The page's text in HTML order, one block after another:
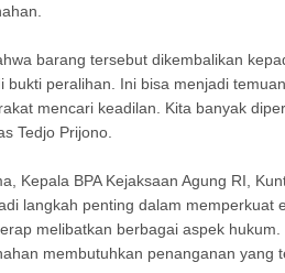
barang tersebut dikembalikan
bukti peralihan. Ini bisa menjadi
mencari keadilan. Kita banyak
Tedjo Prijono.
Kepala BPA Kejaksaan Agung RI,
langkah penting dalam memperkuat
melibatkan berbagai aspek hukum.
membutuhkan penanganan yang